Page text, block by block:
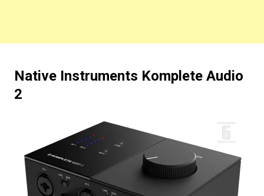
Native Instruments Komplete Audio
2